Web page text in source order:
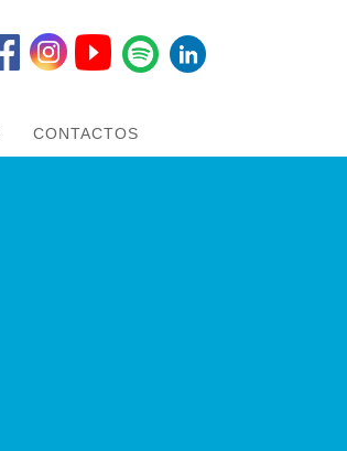
CONTACTOS